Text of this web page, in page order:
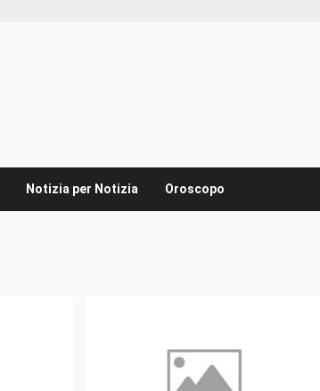
Notizia per Notizia Oroscopo